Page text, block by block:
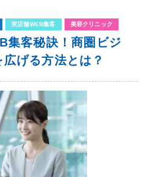
実店舗WEB集客 美容クリニック
集客秘訣！商圏ビジ
げる方法とは？